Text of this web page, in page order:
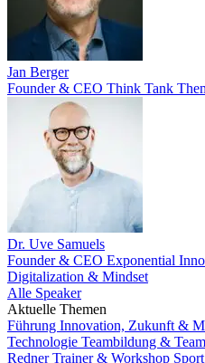
Jan Berger
Founder & CEO Think Tank
Dr. Uve Samuels
Founder & CEO Exponential
Digitalization & Mindset
Alle Speaker
Aktuelle Themen
Führung Innovation, Zukunft &
Technologie Teambildung &
RednerTrainer & Workshop Sport